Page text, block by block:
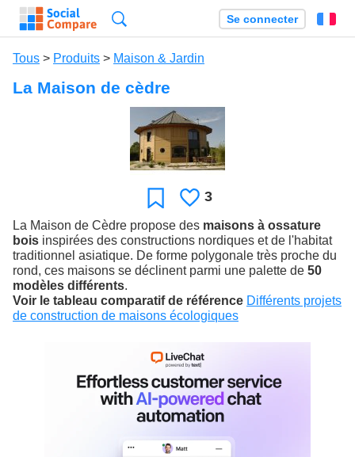
Se connecter
Tous > Produits > Maison & Jardin
La Maison de cèdre
Favori J'aime
3
La Maison de Cèdre propose des maisons à ossature
bois inspirées des constructions nordiques et de l'habitat
traditionnel asiatique. De forme polygonale très proche du
rond, ces maisons se déclinent parmi une palette de 50
modèles différents.
Voir le tableau comparatif de référence Différents projets
de construction de maisons écologiques